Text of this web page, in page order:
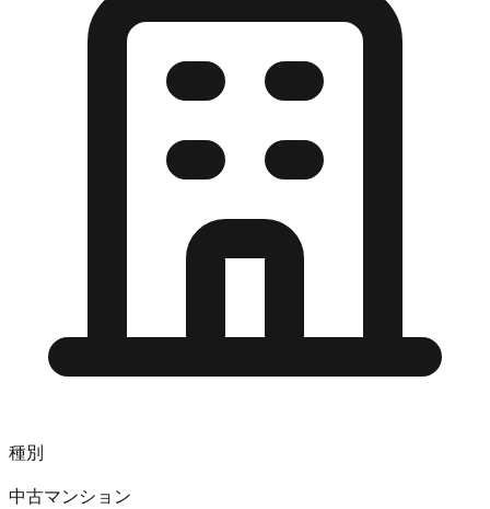
種別
中古マンション